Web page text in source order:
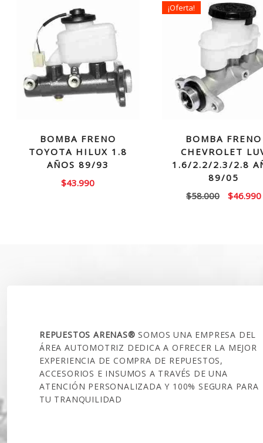
BOMBA FRENO
TOYOTA HILUX 1.8
AÑOS 89/93
$43.990
¡Oferta!
BOMBA FRENO
CHEVROLET
1.6/2.2/2.3/2.8
89/05
$58.000
El
$46.990
REPUESTOS ARENAS®SOMOS UNA EMPRESA DEL
ÁREA AUTOMOTRIZ DEDICA A OFRECER LA MEJOR
EXPERIENCIA DE COMPRA DE REPUESTOS,
ACCESORIOS E INSUMOS A TRAVÉS DE UNA
ATENCIÓN PERSONALIZADA Y 100% SEGURA PARA
TU TRANQUILIDAD